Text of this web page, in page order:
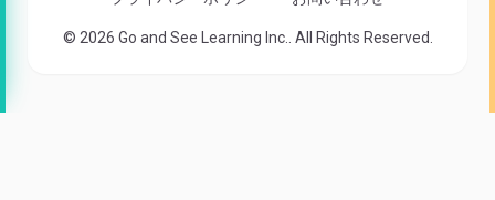
© 2026 Go and See Learning Inc.. All Rights Reserved.